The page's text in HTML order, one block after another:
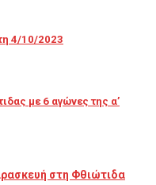
4/10/2023
με 6 αγώνες της α’
στη Φθιώτιδα